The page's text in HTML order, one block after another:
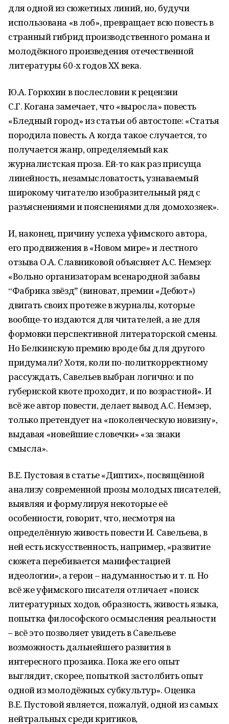
для одной из сюжетных линий, но, будучи
использована «в лоб», превращает всю повесть в
странный гибрид производственного романа и
молодёжного произведения отечественной
литературы 60-х годов XX века.
Ю.А. Горюхин в послесловии к рецензии
С.Г. Когана замечает, что «выросла» повесть
«Бледный город» из статьи об автостопе: «Статья
породила повесть. А когда такое случается, то
получается жанр, определяемый как
журналистская проза. Ей-то как раз присуща
линейность, незамысловатость, узнаваемый
широкому читателю изобразительный ряд с
разъяснениями и пояснениями для домохозяек».
И, наконец, причину успеха уфимского автора,
его продвижения в «Новом мире» и лестного
отзыва О.А. Славниковой объясняет А.С. Немзер:
«Вольно организаторам всенародной забавы
“Фабрика звёздˮ (виноват, премии «Дебют»)
двигать своих протеже в журналы, которые
вообще-то издаются для читателей, а не для
формовки перспективной литераторской смены.
Но Белкинскую премию вроде бы для другого
придумали? Хотя, коли по-политкорректному
рассуждать, Савельев выбран логично: и по
губернской квоте проходит, и по возрастной». И
всё же автор повести, делает вывод А.С. Немзер,
только претендует на «поколенческую новизну»,
выдавая «новейшие словечки» «за знаки
смысла».
В.Е. Пустовая в статье «Диптих», посвящённой
анализу современной прозы молодых писателей,
выявляя и формулируя некоторые её
особенности, говорит, что, несмотря на
определённую живость повести И. Савельева, в
ней есть искусственность, например, «развитие
сюжета перебивается манифестацией
идеологии», а герои – надуманностью и т. п. Но
всё же уфимского писателя отличает «поиск
литературных ходов, образность, живость языка,
попытка философского осмысления реальности
– всё это позволяет увидеть в Савельеве
возможность дальнейшего развития в
интересного прозаика. Пока же его опыт
выглядит, скорее, попыткой застолбить опыт
одной из молодёжных субкультур». Оценка
В.Е. Пустовой является, пожалуй, одной из самых
нейтральных среди критиков,